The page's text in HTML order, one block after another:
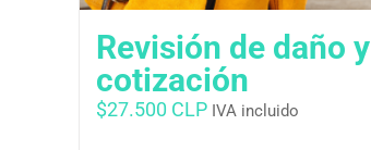
Revisión de daño y
cotización
$27.500 CLP IVA incluido